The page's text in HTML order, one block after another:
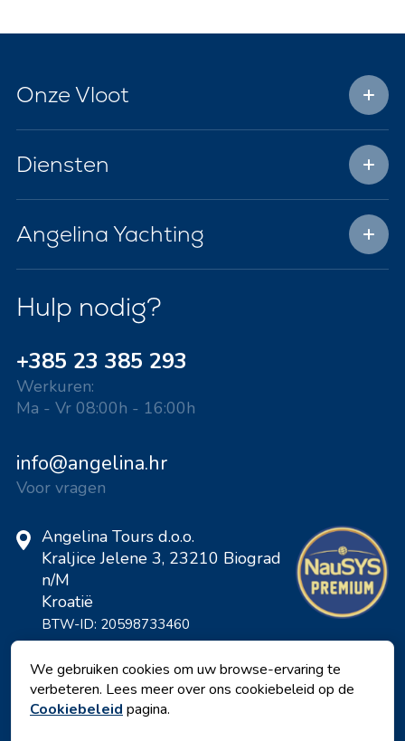
Onze Vloot
Diensten
Angelina Yachting
Hulp nodig?
+385 23 385 293
Werkuren:
Ma - Vr 08:00h - 16:00h
info@angelina.hr
Voor vragen
Angelina Tours d.o.o.
Kraljice Jelene 3, 23210 Biograd
n/M
Kroatië
BTW-ID: 20598733460
ID: HR-AB-23-060130534, MB:
0650676
We gebruiken cookies om uw browse-ervaring te
verbeteren. Lees meer over ons cookiebeleid op de
Cookiebeleid pagina.